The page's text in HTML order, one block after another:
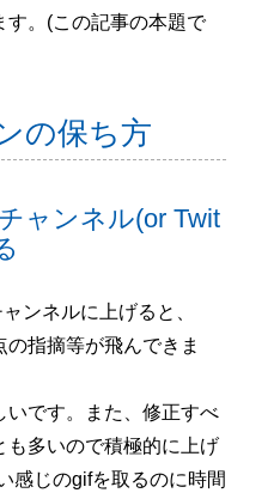
す。(この記事の本題で
の保ち方
ャンネル(or Twit
ンネルに上げると、
指摘等が飛んできま
いです。また、修正すべ
も多いので積極的に上げ
感じのgifを取るのに時間